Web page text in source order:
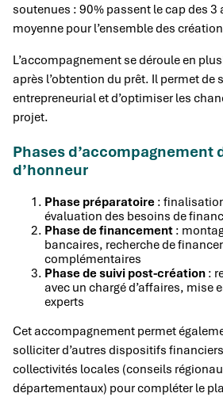
soutenues : 90% passent le cap des 3
moyenne pour l’ensemble des
L’accompagnement se déroule en
après l’obtention du prêt. Il permet de
entrepreneurial et d’optimiser les
projet.
Phases d’accompagnement
d’honneur
Phase préparatoire :
évaluation des besoins de
Phase de financement :
bancaires, recherche de
complémentaires
Phase de suivi post-création :
avec un chargé d’affaires, mise
experts
Cet accompagnement permet
solliciter d’autres dispositifs
collectivités locales (conseils
départementaux) pour compléter le